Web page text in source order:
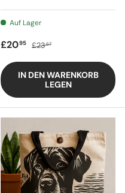
Auf Lager
Verkaufspreis
£2095 Regulärer Preis
£2367
IN DEN WARENKORB
LEGEN